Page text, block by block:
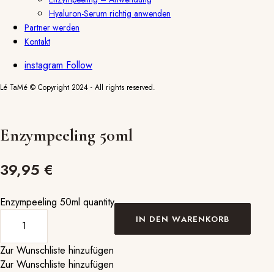
Hyaluron-Serum richtig anwenden
Partner werden
Kontakt
instagram Follow
Lé TaMé © Copyright 2024 - All rights reserved.
Enzympeeling 50ml
39,95 €
Enzympeeling 50ml quantity
IN DEN WARENKORB
Zur Wunschliste hinzufügen
Zur Wunschliste hinzufügen